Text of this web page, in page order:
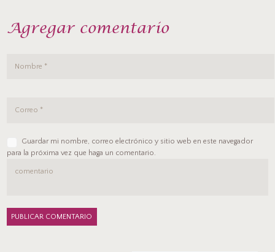
Agregar comentario
Guardar mi nombre, correo electrónico y sitio web en este navegador
para la próxima vez que haga un comentario.